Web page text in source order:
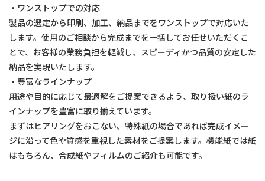
・ワンストップでの対応
製品の選定から印刷、加工、納品までをワンストップで対応いた
します。使用のご相談から完成までを一括してお任せいただくこ
とで、お客様の業務負担を軽減し、スピーディかつ品質の安定した
納品を実現いたします。
・豊富なラインナップ
用途や目的に応じて最適解をご提案できるよう、取り扱い紙のラ
インナップを豊富に取り揃えています。
まずはヒアリングをおこない、特殊紙の場合であれば完成イメー
ジに沿って色や質感を重視した素材をご提案します。機能紙では紙
はもちろん、合成紙やフィルムのご紹介も可能です。